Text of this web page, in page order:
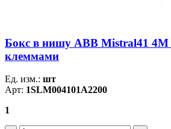
Бокс в нишу ABB Mistral41 4М
клеммами
Ед. изм.: шт
Арт: 1SLM004101A2200
1